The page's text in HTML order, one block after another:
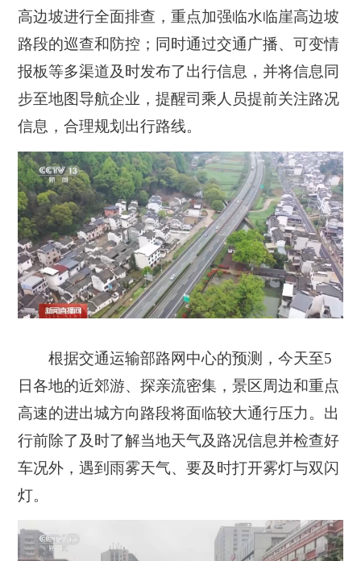
高边坡进行全面排查，重点加强临水临崖高边坡
路段的巡查和防控；同时通过交通广播、可变情
报板等多渠道及时发布了出行信息，并将信息同
步至地图导航企业，提醒司乘人员提前关注路况
信息，合理规划出行路线。
根据交通运输部路网中心的预测，今天至5
日各地的近郊游、探亲流密集，景区周边和重点
高速的进出城方向路段将面临较大通行压力。出
行前除了及时了解当地天气及路况信息并检查好
车况外，遇到雨雾天气、要及时打开雾灯与双闪
灯。